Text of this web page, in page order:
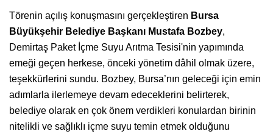
Törenin açılış konuşmasını gerçekleştiren Bursa
Büyükşehir Belediye Başkanı Mustafa Bozbey,
Demirtaş Paket İçme Suyu Arıtma Tesisi'nin yapımında
emeği geçen herkese, önceki yönetim dâhil olmak üzere,
teşekkürlerini sundu. Bozbey, Bursa’nın geleceği için emin
adımlarla ilerlemeye devam edeceklerini belirterek,
belediye olarak en çok önem verdikleri konulardan birinin
nitelikli ve sağlıklı içme suyu temin etmek olduğunu